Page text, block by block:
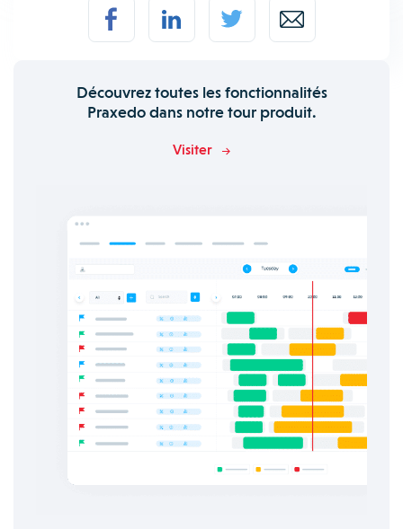
Découvrez toutes les fonctionnalités
Praxedo dans notre tour produit.
Visiter